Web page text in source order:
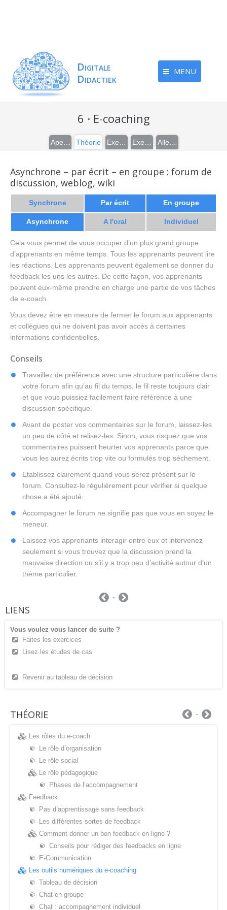
MENU
6 · E-coaching
Théorie
Asynchrone – par écrit – en groupe : forum de
discussion, weblog, wiki
Synchrone Par écrit En groupe
Asynchrone A l'oral Individuel
Cela vous permet de vous occuper d’un plus grand groupe
d’apprenants en même temps. Tous les apprenants peuvent lire
les réactions. Les apprenants peuvent également se donner du
feedback les uns les autres. De cette façon, vos apprenants
peuvent eux-même prendre en charge une partie de vos tâches
de e-coach.
Vous devez être en mesure de fermer le forum aux apprenants
et collègues qui ne doivent pas avoir accès à certaines
informations confidentielles.
Conseils
Travaillez de préférence avec une structure particulière dans
votre forum afin qu’au fil du temps, le fil reste toujours clair
et que vous puissiez facilement faire référence à une
discussion spécifique.
Avant de poster vos commentaires sur le forum, laissez-les
un peu de côté et relisez-les. Sinon, vous risquez que vos
commentaires puissent heurter vos apprenants parce que
vous les aurez écrits trop vite ou formulés trop séchement.
Etablissez clairement quand vous serez présent sur le
forum. Consultez-le régulièrement pour vérifier si quelque
chose a été ajouté.
Accompagner le forum ne signifie pas que vous en soyez le
meneur.
Laissez vos apprenants interagir entre eux et intervenez
seulement si vous trouvez que la discussion prend la
mauvaise direction ou s’il y a trop peu d’activité autour d’un
thème particulier.
LIENS
Vous voulez vous lancer de suite ?
Faites les exercices
Lisez les études de cas
Revenir au tableau de décision
THÉORIE
Les rôles du e-coach
Le rôle d’organisation
Le rôle social
Le rôle pédagogique
Phases de l’accompagnement
Feedback
Pas d’apprentissage sans feedback
Les différentes sortes de feedback
Comment donner un bon feedback en ligne ?
Conseils pour rédiger des feedbacks en ligne
E-Communication
Les outils numériques du e-coaching
Tableau de décision
Chat en groupe
Chat : accompagnement individuel